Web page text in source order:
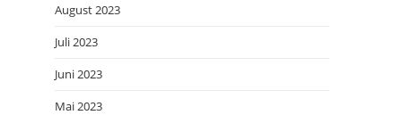
August 2023
Juli 2023
Juni 2023
Mai 2023